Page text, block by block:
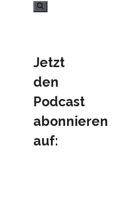
nach:
Jetzt
den
Podcast
abonnieren
auf: